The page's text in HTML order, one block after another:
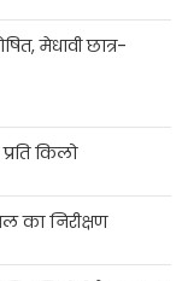
मेधावी छात्र-
किलो
का निरीक्षण